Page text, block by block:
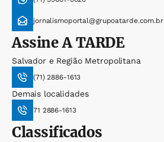
jornalismoportal@grupoatarde.com.br
AssineA TARDE
Salvador e Região Metropolitana
(71) 2886-1613
Demais localidades
71 2886-1613
Classificados